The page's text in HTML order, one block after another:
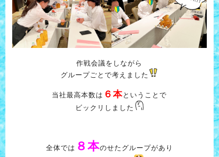
作戦会議をしながら
グループごとで考えました
当社最高本数は ６本ということで
ビックリしました
全体では ８本のせたグループがあり